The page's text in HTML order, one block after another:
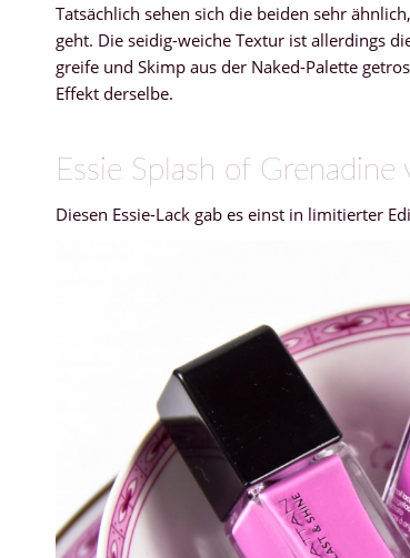
Tatsächlich sehen sich die beiden sehr
geht. Die seidig-weiche Textur ist allerdings
greife und Skimp aus der Naked-Palette
Effekt derselbe.
Essie Splash of
Diesen Essie-Lack gab es einst in limitierter